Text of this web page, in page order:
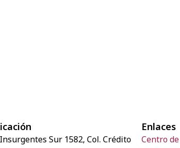
Sur 1582, Col. Crédito
Enlaces
Centro